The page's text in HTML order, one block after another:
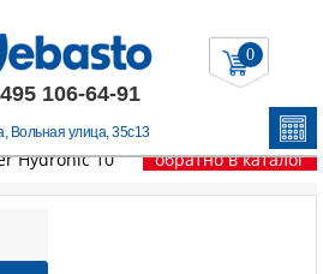
106-64-91
Вольная улица, 35с13
0
/ HYDRONIC 10
Винт M5X55
Hydronic 10
обратно в каталог